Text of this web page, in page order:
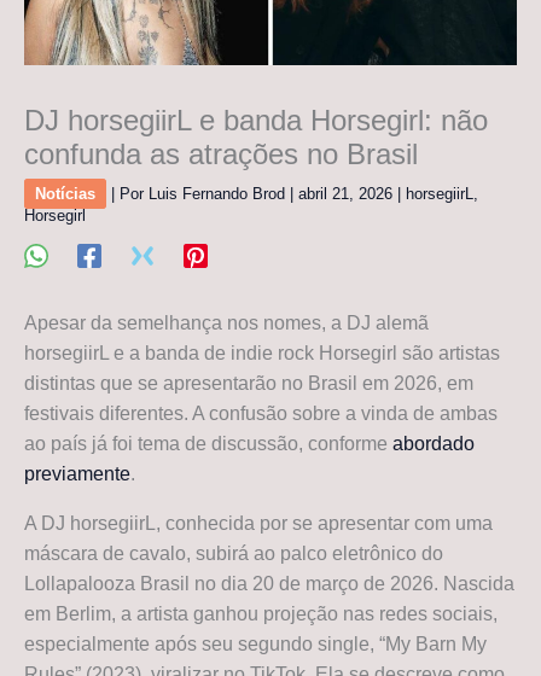
DJ horsegiirL e banda Horsegirl: não
confunda as atrações no Brasil
Notícias | Por Luis Fernando Brod abril 21, 2026 horsegiirL,
Horsegirl
Apesar da semelhança nos nomes, a DJ alemã
horsegiirL e a banda de indie rock Horsegirl são artistas
distintas que se apresentarão no Brasil em 2026, em
festivais diferentes. A confusão sobre a vinda de ambas
ao país já foi tema de discussão, conforme abordado
previamente.
A DJ horsegiirL, conhecida por se apresentar com uma
máscara de cavalo, subirá ao palco eletrônico do
Lollapalooza Brasil no dia 20 de março de 2026. Nascida
em Berlim, a artista ganhou projeção nas redes sociais,
especialmente após seu segundo single, “My Barn My